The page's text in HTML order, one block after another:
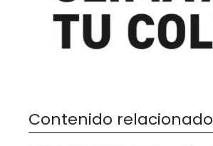
Contenido relacionado